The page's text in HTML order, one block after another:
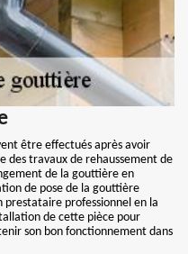
être effectués après avoir
des travaux de rehaussement de
de la gouttière en
de pose de la gouttière
professionnel en la
de cette pièce pour
son bon fonctionnement dans